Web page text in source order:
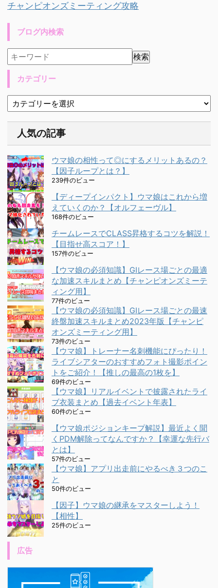
チャンピオンズミーティング攻略
ブログ内検索
カテゴリー
人気の記事
ウマ娘の相性って◎にするメリットあるの？
【因子ループとは？】
239件のビュー
【ディープインパクト】ウマ娘はこれから増
えていくのか？【オルフェーヴル】
168件のビュー
チームレースでCLASS昇格するコツを解説！
【目指せ高スコア！】
157件のビュー
【ウマ娘の必須知識】GⅠレース場ごとの最適
な加速スキルまとめ【チャンピオンズミーテ
ィング用】
77件のビュー
【ウマ娘の必須知識】GⅠレース場ごとの最速
終盤加速スキルまとめ2023年版【チャンピ
オンズミーティング用】
73件のビュー
【ウマ娘】トレーナー名刺機能にぴったり！
ライブシアターのおすすめフォト撮影ポイン
トをご紹介！【推しの最高の1枚を】
69件のビュー
【ウマ娘】リアルイベントで披露されたライ
ブ衣装まとめ【過去イベント年表】
60件のビュー
【ウマ娘ポジションキープ解説】最近よく聞
くPDM解除ってなんですか？【幸運な先行バ
とは】
57件のビュー
【ウマ娘】アプリ出走前にやるべき３つのこ
と
50件のビュー
【因子】ウマ娘の継承をマスターしよう！
【相性】
25件のビュー
広告